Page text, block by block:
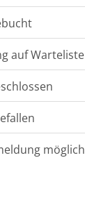
auf Warteliste
möglich